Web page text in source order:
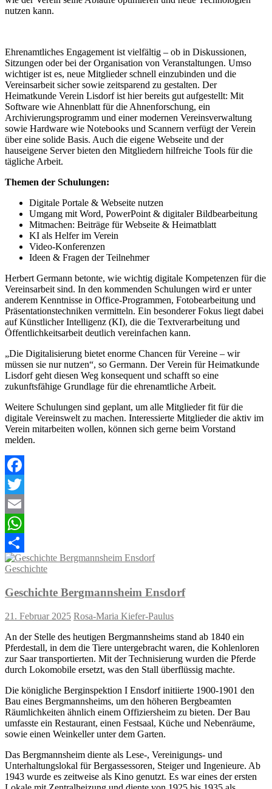
nutzen kann.
Ehrenamtliches Engagement ist vielfältig – ob in Diskussionen,
Sitzungen oder bei der Organisation von Veranstaltungen. Umso
wichtiger ist es, neue Mitglieder schnell einzubinden und die
Vereinsarbeit sicher sowie zeitsparend zu gestalten. Der
Heimatkunde Verein Lisdorf ist hier bereits gut aufgestellt: Mit
Software wie Ahnenblatt für die Ahnenforschung, ein
Archivierungsprogramm und einer modernen Vereinsverwaltung
sowie Hardware wie Notebooks und Scannern verfügt der Verein
über eine solide Basis. Auch die eigene Webseite und der
hauseigene Server bieten den Mitgliedern hilfreiche Tools für die
tägliche Arbeit.
Themen der Schulungen:
Digitale Portale & Webseite nutzen
Umgang mit Word, PowerPoint & digitaler Bildbearbeitung
Mitmachen: Beiträge für Webseite & Heimatblatt
KI als Helfer im Verein
Video-Konferenzen
Ideen & Fragen der Teilnehmer
Herbert Germann betonte, wie wichtig digitale Kompetenzen für die
Vereinsarbeit sind. In den kommenden Schulungen wird er unter
anderem Kenntnisse in Office-Programmen, Fotobearbeitung und
Präsentationstechniken vermitteln. Ein besonderer Fokus liegt dabei
auf Künstlicher Intelligenz (KI), die die Textverarbeitung und
Öffentlichkeitsarbeit deutlich vereinfachen kann.
„Die Digitalisierung bietet enorme Chancen für Vereine – wir
müssen sie nur nutzen“, so Germann. Der Verein für Heimatkunde
Lisdorf geht diesen Weg konsequent und schafft so eine
zukunftsfähige Grundlage für die ehrenamtliche Arbeit.
Weitere Schulungen sind geplant, um alle Mitglieder fit für die
digitale Vereinswelt zu machen. Interessierte Mitglieder die aktiv im
Verein mitarbeiten wollen, können sich gerne beim Vorstand
melden.
Facebook
Twitter
Email
WhatsApp
Teilen
Geschichte
Geschichte Bergmannsheim Ensdorf
21. Februar 2025 Rosa-Maria Kiefer-Paulus
An der Stelle des heutigen Bergmannsheims stand ab 1840 ein
Pferdestall, in dem die Tiere untergebracht waren, die Kohlenloren
zur Saar transportierten. Mit der Technisierung wurden die Pferde
durch Lokomobile ersetzt, was den Stall überflüssig machte.
Die königliche Berginspektion I Ensdorf initiierte 1900-1901 den
Bau eines Bergmannsheims, um den höheren Bergbeamten
Räumlichkeiten ähnlich einem Offiziersheim zu bieten. Der Bau
umfasste ein Restaurant, einen Festsaal, Küche und Nebenräume,
sowie einen Weinkeller unter dem Garten.
Das Bergmannsheim diente als Lese-, Vereinigungs- und
Unterhaltungslokal für Bergassessoren, Steiger und Ingenieure. Ab
1943 wurde es zeitweise als Kino genutzt. Es war eines der ersten